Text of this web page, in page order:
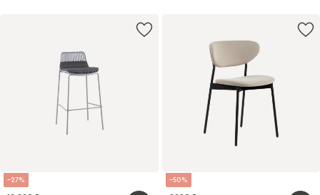
27 50